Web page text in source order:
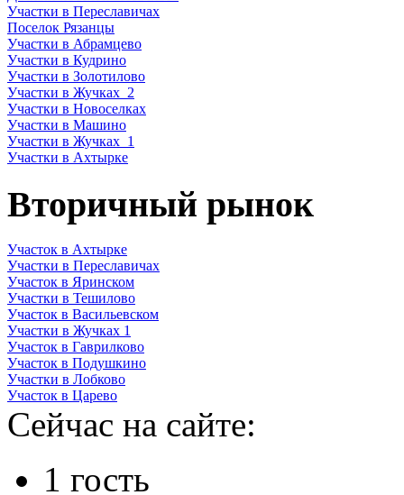
Участки в Переславичах
Поселок Рязанцы
Участки в Абрамцево
Участки в Кудрино
Участки в Золотилово
Участки в Жучках_2
Участки в Новоселках
Участки в Машино
Участки в Жучках_1
Участки в Ахтырке
Вторичный рынок
Участок в Ахтырке
Участки в Переславичах
Участок в Яринском
Участки в Тешилово
Участок в Васильевском
Участки в Жучках 1
Участок в Гаврилково
Участок в Подушкино
Участки в Лобково
Участок в Царево
Сейчас на сайте:
1 гость